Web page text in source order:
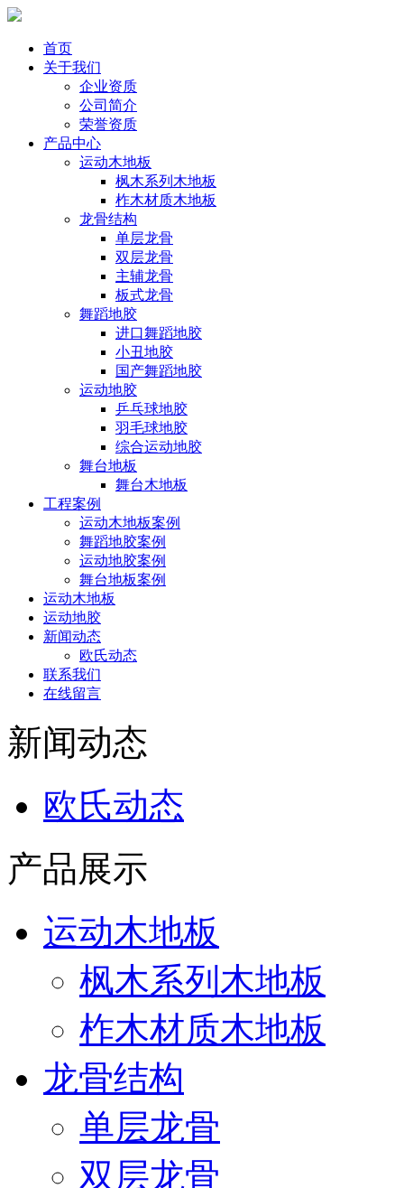
首页
关于我们
企业资质
公司简介
荣誉资质
产品中心
运动木地板
枫木系列木地板
柞木材质木地板
龙骨结构
单层龙骨
双层龙骨
主辅龙骨
板式龙骨
舞蹈地胶
进口舞蹈地胶
小丑地胶
国产舞蹈地胶
运动地胶
乒乓球地胶
羽毛球地胶
综合运动地胶
舞台地板
舞台木地板
工程案例
运动木地板案例
舞蹈地胶案例
运动地胶案例
舞台地板案例
运动木地板
运动地胶
新闻动态
欧氏动态
联系我们
在线留言
新闻动态
欧氏动态
产品展示
运动木地板
枫木系列木地板
柞木材质木地板
龙骨结构
单层龙骨
双层龙骨